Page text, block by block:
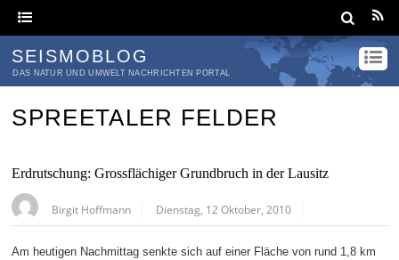
SEISMOBLOG
DAS NATUR UND UMWELT NACHRICHTEN PORTAL
SPREETALER FELDER
Erdrutschung: Grossflächiger Grundbruch in der Lausitz
Birgit Hoffmann Dienstag, 12 Oktober, 2010
Am heutigen Nachmittag senkte sich auf einer Fläche von rund 1,8 km